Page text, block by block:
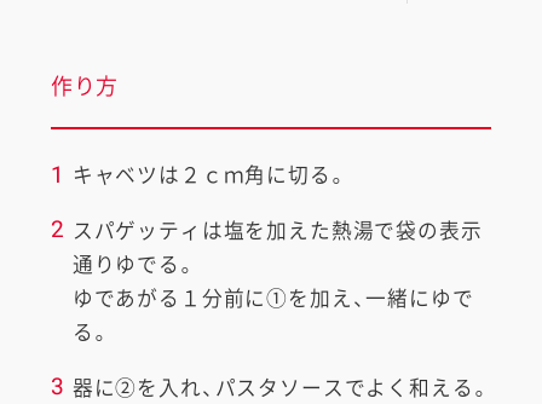
作り方
1 キャベツは２ｃｍ角に切る。
2 スパゲッティは塩を加えた熱湯で袋の表示
通りゆでる。
ゆであがる１分前に①を加え、一緒にゆで
る。
3 器に②を入れ、パスタソースでよく和える。